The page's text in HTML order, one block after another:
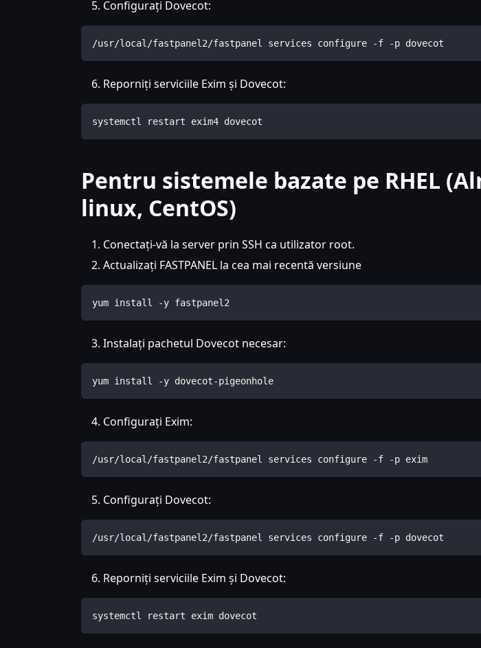
Configurați Dovecot:
/usr/local/fastpanel2/fastpanel services configure -f -p dovecot
Reporniți serviciile Exim și Dovecot:
systemctl restart exim4 dovecot
Pentru sistemele bazate pe RHEL
linux, CentOS)
Conectați-vă la server prin SSH ca utilizator root.
Actualizați FASTPANEL la cea mai recentă versiune
yum install -y fastpanel2
Instalați pachetul Dovecot necesar:
yum install -y dovecot-pigeonhole
Configurați Exim:
/usr/local/fastpanel2/fastpanel services configure -f -p exim
Configurați Dovecot:
/usr/local/fastpanel2/fastpanel services configure -f -p dovecot
Reporniți serviciile Exim și Dovecot:
systemctl restart exim dovecot